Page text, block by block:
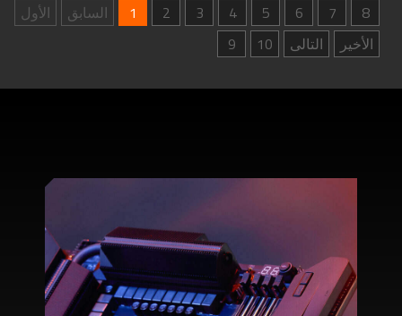
الأول السابق 1 2 3 4 5 6 7
8
9
10 التالى الأخير